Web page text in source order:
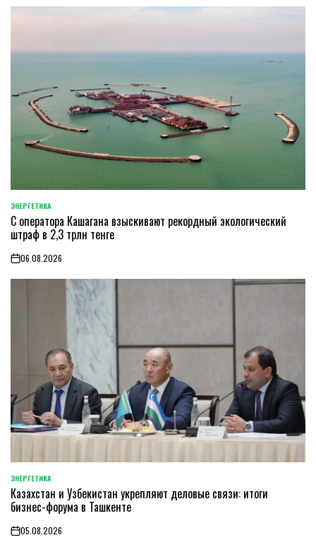
POSTED
IN
ЭНЕРГЕТИКА
С оператора Кашагана взыскивают рекордный экологический
штраф в 2,3 трлн тенге
on06.08.2026
POSTED
IN
ЭНЕРГЕТИКА
Казахстан и Узбекистан укрепляют деловые связи: итоги
бизнес-форума в Ташкенте
on05.08.2026